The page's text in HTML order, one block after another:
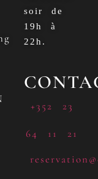
soir de
19h à
22h.
+352 23
64 11 21